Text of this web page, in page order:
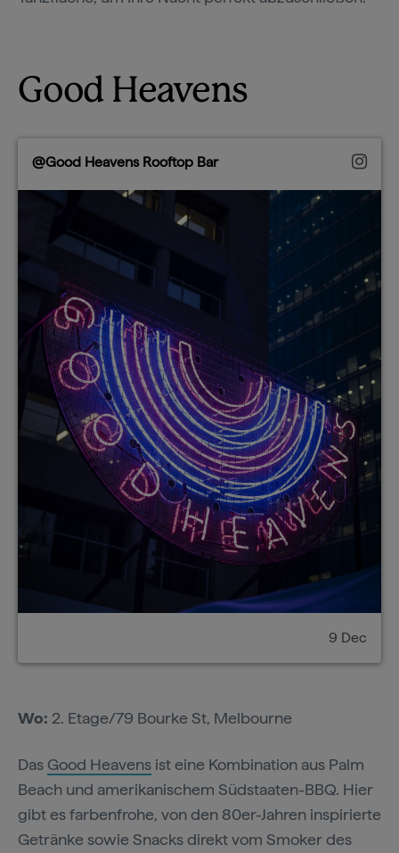
Good Heavens
@Good Heavens Rooftop Bar
9 Dec
Wo: 2. Etage/79 Bourke St, Melbourne
Das Good Heavens ist eine Kombination aus Palm
Beach und amerikanischem Südstaaten-BBQ. Hier
gibt es farbenfrohe, von den 80er-Jahren inspirierte
Getränke sowie Snacks direkt vom Smoker des